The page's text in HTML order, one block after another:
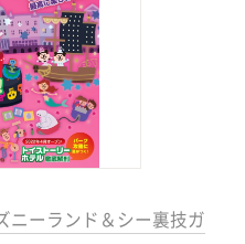
ニーランド＆シー裏技ガ